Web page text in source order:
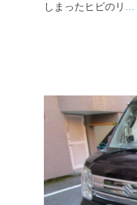
しまったヒビのリ ...